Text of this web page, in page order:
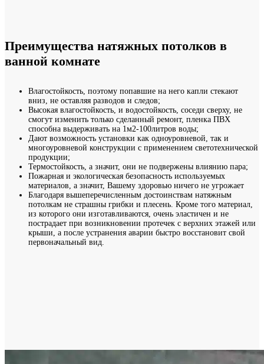
Преимущества натяжных потолков в
ванной комнате
Влагостойкость, поэтому попавшие на него капли стекают
вниз, не оставляя разводов и следов;
Высокая влагостойкость, и водостойкость, соседи сверху, не
смогут изменить только сделанный ремонт, пленка ПВХ
способна выдерживать на 1м2-100литров воды;
Дают возможность установки как одноуровневой, так и
многоуровневой конструкции с применением светотехнической
продукции;
Термостойкость, а значит, они не подвержены влиянию пара;
Пожарная и экологическая безопасность используемых
материалов, а значит, Вашему здоровью ничего не угрожает
Благодаря вышеперечисленным достоинствам натяжным
потолкам не страшны грибки и плесень. Кроме того материал,
из которого они изготавливаются, очень эластичен и не
пострадает при возникновении протечек с верхних этажей или
крыши, а после устранения аварии быстро восстановит свой
первоначальный вид.